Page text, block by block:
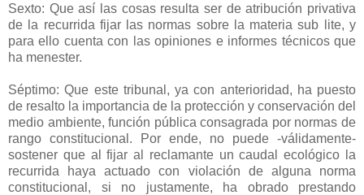
Sexto: Que así las cosas resulta ser de atribución privativa
de la recurrida fijar las normas sobre la materia sub lite, y
para ello cuenta con las opiniones e informes técnicos que
ha menester.
Séptimo: Que este tribunal, ya con anterioridad, ha puesto
de resalto la importancia de la protección y conservación del
medio ambiente, función pública consagrada por normas de
rango constitucional. Por ende, no puede -válidamente-
sostener que al fijar al reclamante un caudal ecológico la
recurrida haya actuado con violación de alguna norma
constitucional, si no justamente, ha obrado prestando